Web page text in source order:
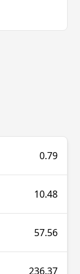
0.79
10.48
57.56
236.37